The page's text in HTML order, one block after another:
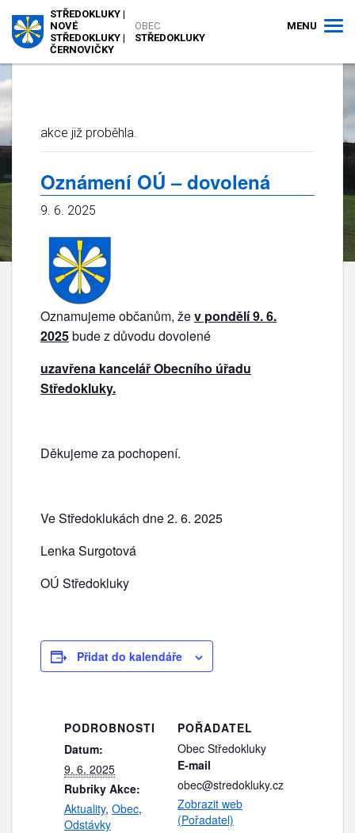
OBEC
STŘEDOKLUKY
STŘEDOKLUKY |
NOVÉ
STŘEDOKLUKY |
ČERNOVIČKY
MENU
akce již proběhla.
Oznámení OÚ – dovolená
9. 6. 2025
Oznamujeme občanům, žev pondělí 9. 6.
2025bude z důvodu dovolené
uzavřena kancelář Obecního úřadu
Středokluky.
Děkujeme za pochopení.
Ve Středoklukách dne 2. 6. 2025
Lenka Surgotová
OÚ Středokluky
Přidat do kalendáře
PODROBNOSTI
Datum:
9. 6. 2025
Rubriky Akce:
Aktuality, Obec,
Odstávky
POŘADATEL
Obec Středokluky
E-mail
obec@stredokluky.cz
Zobrazit web
(Pořadatel)